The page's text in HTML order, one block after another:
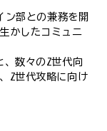
ン部との兼務を開
かしたコミュニ
、数々のZ世代向
Z世代攻略に向け